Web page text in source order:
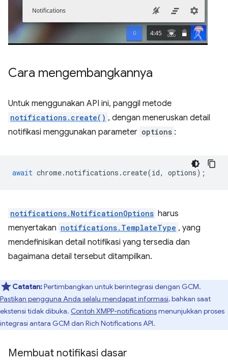
Cara mengembangkannya
Untuk menggunakan API ini, panggil metode
notifications.create() , dengan meneruskan detail
notifikasi menggunakan parameter options :
await chrome.notifications .create(id, options);
notifications.NotificationOptions harus
menyertakan notifications.TemplateType , yang
mendefinisikan detail notifikasi yang tersedia dan
bagaimana detail tersebut ditampilkan.
Catatan:Pertimbangkan untuk berintegrasi dengan GCM.
Pastikan pengguna Anda selalu mendapat informasi, bahkan saat
ekstensi tidak dibuka. Contoh XMPP-notificationsmenunjukkan proses
integrasi antara GCM dan Rich Notifications API.
Membuat notifikasi dasar